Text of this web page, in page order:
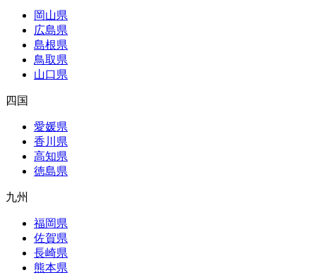
岡山県
広島県
島根県
鳥取県
山口県
四国
愛媛県
香川県
高知県
徳島県
九州
福岡県
佐賀県
長崎県
熊本県